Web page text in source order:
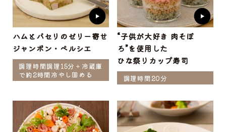
ハムとパセリのゼリー寄せ
ジャンボン・ペルシエ
調理時間調理15分＋冷蔵庫
で約2時間冷やし固める
“子供が大好き 肉そぼ
ろ”を使用した
ひな祭りカップ寿司
調理時間20分